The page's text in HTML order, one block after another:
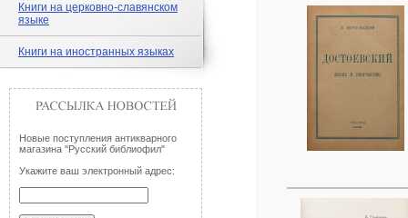
Книги на церковно-славянском
языке
Книги на иностранных языках
Новые поступления антикварного
магазина "Русский библиофил"
Укажите ваш электронный адрес: